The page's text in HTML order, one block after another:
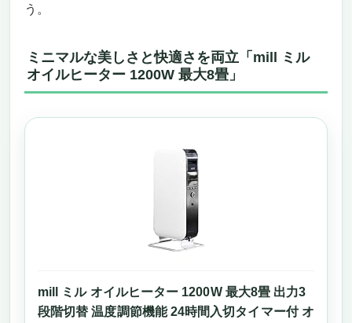
う。
ミニマルな美しさと快適さを両立「mill ミル
オイルヒーター 1200W 最大8畳」
mill ミル オイルヒーター 1200W 最大8畳 出力3
段階切替 温度調節機能 24時間入切タイマー付 オ